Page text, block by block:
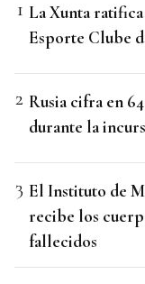
La Xunta
Esporte Clube
Rusia cifra en
durante la
El Instituto de
recibe los
fallecidos